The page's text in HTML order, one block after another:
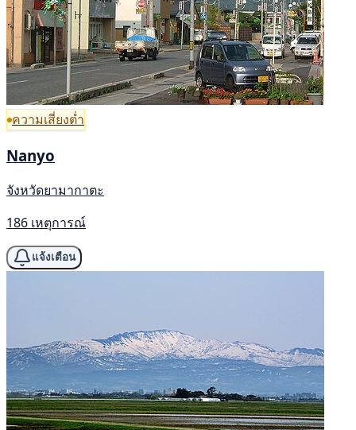
ความเสี่ยงต่ำ
Nanyo
จังหวัดยามากาตะ
186 เหตุการณ์
แจ้งเตือน